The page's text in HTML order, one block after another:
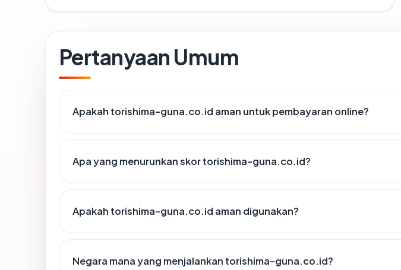
Pertanyaan Umum
Apakah torishima-guna.co.id aman untuk pembayaran online?
Apa yang menurunkan skor torishima-guna.co.id?
Apakah torishima-guna.co.id aman digunakan?
Negara mana yang menjalankan torishima-guna.co.id?